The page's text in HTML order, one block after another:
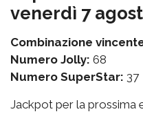
venerdì 7
Combinazione
Numero Jolly: 68
Numero SuperStar: 37
Jackpot per la prossima